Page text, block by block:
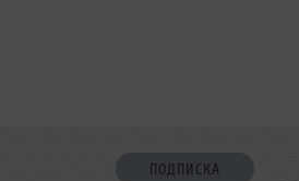
ПОДПИСКА